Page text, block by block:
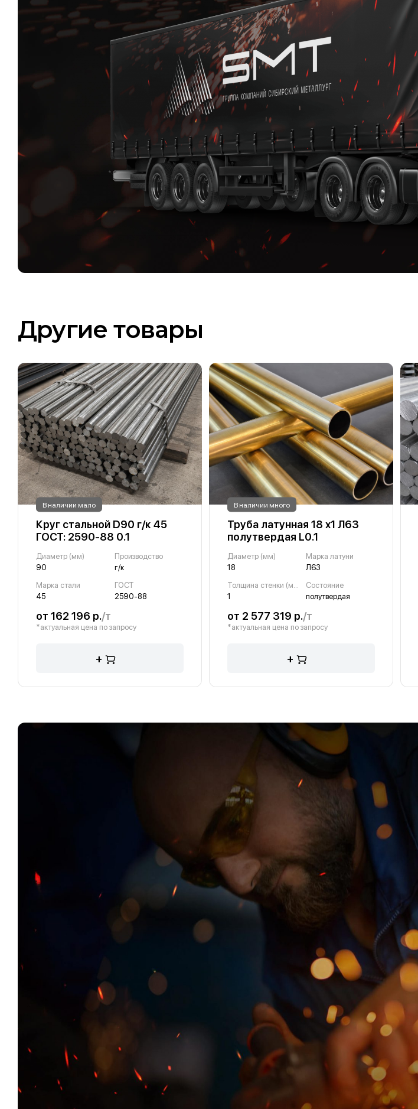
Другие товары
В наличии мало
Круг стальной D90 г/к 45
ГОСТ: 2590-88 0.1
Диаметр (мм)
90
Производство
г/к
Марка стали
45
ГОСТ
2590-88
от 162 196 р./т
*актуальная цена по запросу
+
В наличии много
Труба латунная 18 х1 Л63
полутвердая L0.1
Диаметр (мм)
18
Марка латуни
Л63
Толщина стенки (мм)
1
Состояние
полутвердая
от 2 577 319 р./т
*актуальная цена по запросу
+